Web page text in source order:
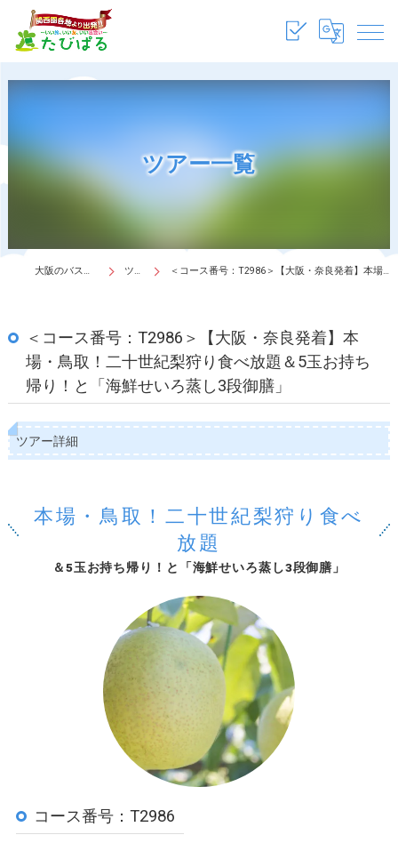
ツアー一覧
大阪のバスツアーは株式会社たびぱる ツアー一覧 ＜コース番号：T2986＞【大阪・奈良発着】本場・鳥取！二十世紀梨狩り食べ放題＆5玉お持ち帰り！と「海鮮せいろ蒸し3段御膳」
＜コース番号：T2986＞【大阪・奈良発着】本
場・鳥取！二十世紀梨狩り食べ放題＆5玉お持ち
帰り！と「海鮮せいろ蒸し3段御膳」
ツアー詳細
＆5玉お持ち帰り！と「海鮮せいろ蒸し3段御膳」
本場・鳥取！二十世紀梨狩り食べ
放題
コース番号：T2986